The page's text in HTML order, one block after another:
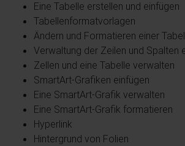
Eine Tabelle erstellen und einfügen
Tabellenformatvorlagen
Ändern und Formatieren einer
Verwaltung der Zeilen und Spalten
Zellen und eine Tabelle verwalten
SmartArt-Grafiken einfügen
Eine SmartArt-Grafik verwalten
Eine SmartArt-Grafik formatieren
Hyperlink
Hintergrund von Folien